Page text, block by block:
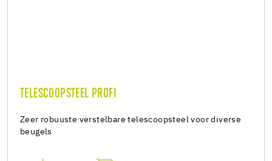
TELESCOOPSTEEL PROFI
Zeer robuuste verstelbare telescoopsteel voor diverse
beugels